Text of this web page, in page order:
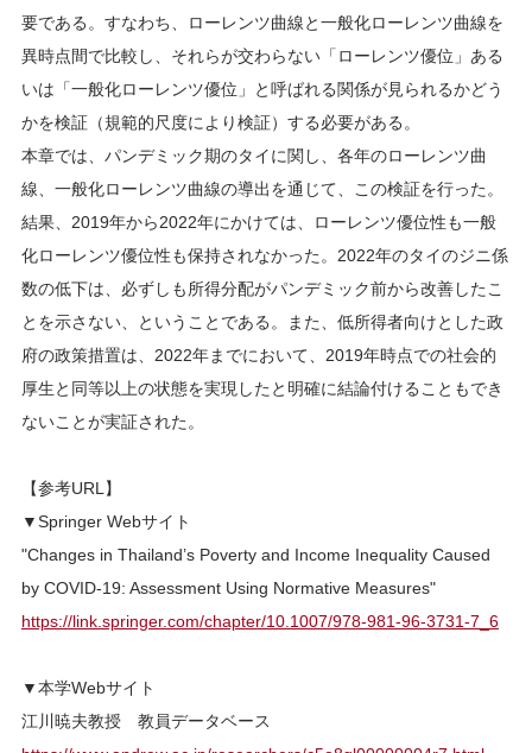
要である。すなわち、ローレンツ曲線と一般化ローレンツ曲線を
異時点間で比較し、それらが交わらない「ローレンツ優位」ある
いは「一般化ローレンツ優位」と呼ばれる関係が見られるかどう
かを検証（規範的尺度により検証）する必要がある。
本章では、パンデミック期のタイに関し、各年のローレンツ曲
線、一般化ローレンツ曲線の導出を通じて、この検証を行った。
結果、2019年から2022年にかけては、ローレンツ優位性も一般
化ローレンツ優位性も保持されなかった。2022年のタイのジニ係
数の低下は、必ずしも所得分配がパンデミック前から改善したこ
とを示さない、ということである。また、低所得者向けとした政
府の政策措置は、2022年までにおいて、2019年時点での社会的
厚生と同等以上の状態を実現したと明確に結論付けることもでき
ないことが実証された。
【参考URL】
▼Springer Webサイト
"Changes in Thailand’s Poverty and Income Inequality Caused
by COVID-19: Assessment Using Normative Measures"
https://link.springer.com/chapter/10.1007/978-981-96-3731-7_6
▼本学Webサイト
江川暁夫教授 教員データベース